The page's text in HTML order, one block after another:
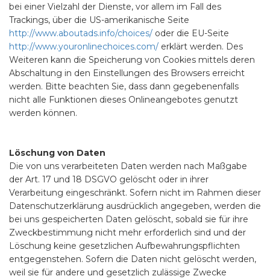
bei einer Vielzahl der Dienste, vor allem im Fall des
Trackings, über die US-amerikanische Seite
http://www.aboutads.info/choices/ oder die EU-Seite
http://www.youronlinechoices.com/ erklärt werden. Des
Weiteren kann die Speicherung von Cookies mittels deren
Abschaltung in den Einstellungen des Browsers erreicht
werden. Bitte beachten Sie, dass dann gegebenenfalls
nicht alle Funktionen dieses Onlineangebotes genutzt
werden können.
Löschung von Daten
Die von uns verarbeiteten Daten werden nach Maßgabe
der Art. 17 und 18 DSGVO gelöscht oder in ihrer
Verarbeitung eingeschränkt. Sofern nicht im Rahmen dieser
Datenschutzerklärung ausdrücklich angegeben, werden die
bei uns gespeicherten Daten gelöscht, sobald sie für ihre
Zweckbestimmung nicht mehr erforderlich sind und der
Löschung keine gesetzlichen Aufbewahrungspflichten
entgegenstehen. Sofern die Daten nicht gelöscht werden,
weil sie für andere und gesetzlich zulässige Zwecke